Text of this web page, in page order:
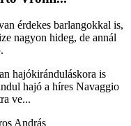
érdekes barlangokkal is,
nagyon hideg, de annál
hajókiránduláskora is
hajó a híres Navaggio
ve...
András